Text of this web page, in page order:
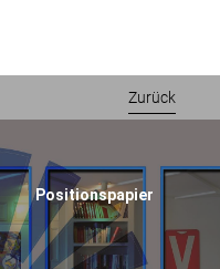
Zurück
Positionspapier